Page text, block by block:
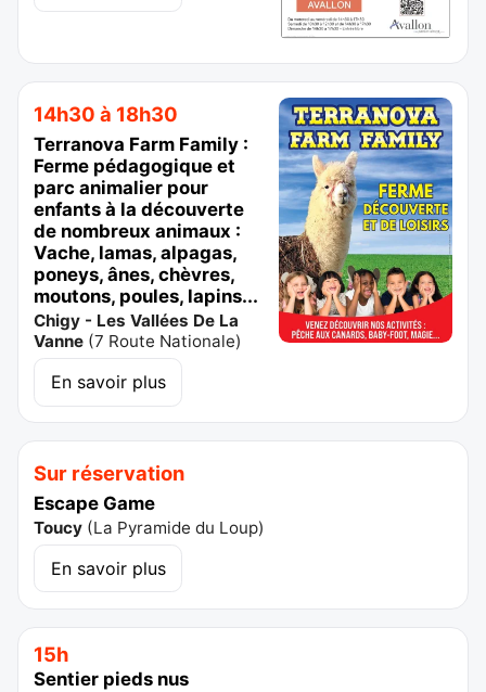
14h30 à 18h30
Terranova Farm Family :
Ferme pédagogique et
parc animalier pour
enfants à la découverte
de nombreux animaux :
Vache, lamas, alpagas,
poneys, ânes, chèvres,
moutons, poules, lapins...
Chigy - Les Vallées De La
Vanne (7 Route Nationale)
En savoir plus
Sur réservation
Escape Game
Toucy (La Pyramide du Loup)
En savoir plus
15h
Sentier pieds nus